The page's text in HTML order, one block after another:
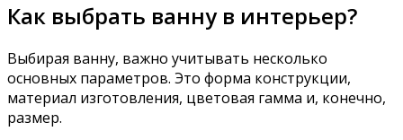
Как выбрать ванну в интерьер?
Выбирая ванну, важно учитывать несколько
основных параметров. Это форма конструкции,
материал изготовления, цветовая гамма и, конечно,
размер.